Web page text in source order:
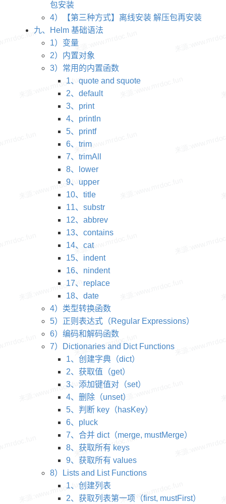
包安装
4）【第三种方式】离线安装 解压包再安装
九、Helm 基础语法
1）变量
2）内置对象
3）常用的内置函数
1、quote and squote
2、default
3、print
4、println
5、printf
6、trim
7、trimAll
8、lower
9、upper
10、title
11、substr
12、abbrev
13、contains
14、cat
15、indent
16、nindent
17、replace
18、date
4）类型转换函数
5）正则表达式（Regular Expressions）
6）编码和解码函数
7）Dictionaries and Dict Functions
1、创建字典（dict）
2、获取值（get）
3、添加键值对（set）
4、删除（unset）
5、判断 key（hasKey）
6、pluck
7、合并 dict（merge, mustMerge）
8、获取所有 keys
9、获取所有 values
8）Lists and List Functions
1、创建列表
2、获取列表第一项（first, mustFirst）